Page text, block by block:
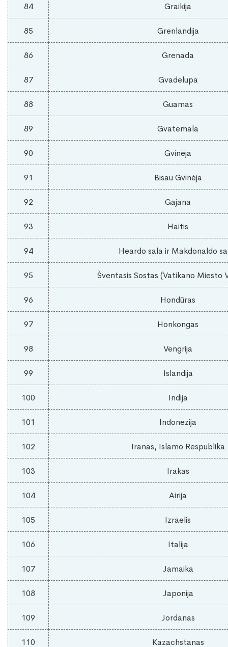
84 Graikija
85 Grenlandija
86 Grenada
87 Gvadelupa
88 Guamas
89 Gvatemala
90 Gvinėja
91 Bisau Gvinėja
92 Gajana
93 Haitis
94 Heardo sala ir Makdonaldo
95 Šventasis Sostas (Vatikano Miesto
96 Hondūras
97 Honkongas
98 Vengrija
99 Islandija
100 Indija
101 Indonezija
102 Iranas, Islamo Respublika
103 Irakas
104 Airija
105 Izraelis
106 Italija
107 Jamaika
108 Japonija
109 Jordanas
110 Kazachstanas